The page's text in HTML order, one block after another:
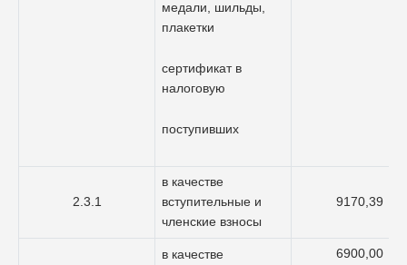
медали, шильды,
плакетки
сертификат в
налоговую
поступивших
2.3.1
в качестве
вступительные и
членские взносы
9170,39
в качестве
6900,00